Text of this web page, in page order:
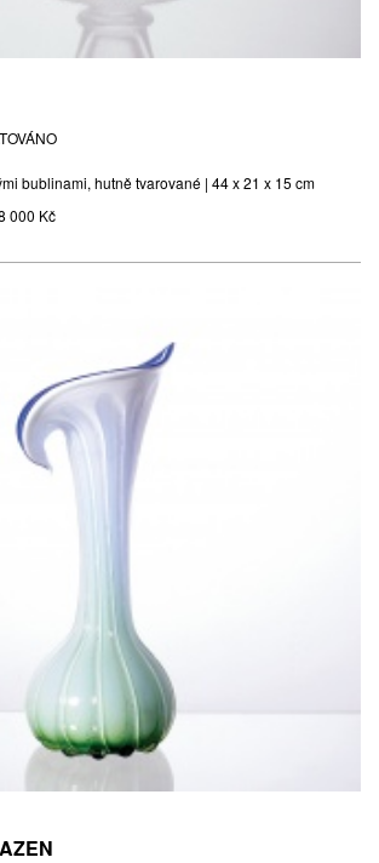
bublinami, hutně tvarované | 44 x 21 x 15 cm
000 Kč